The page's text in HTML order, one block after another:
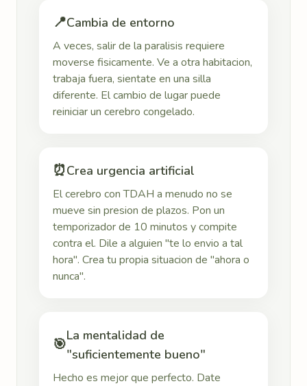
📍Cambia de entorno
A veces, salir de la paralisis requiere
moverse fisicamente. Ve a otra habitacion,
trabaja fuera, sientate en una silla
diferente. El cambio de lugar puede
reiniciar un cerebro congelado.
⏰Crea urgencia artificial
El cerebro con TDAH a menudo no se
mueve sin presion de plazos. Pon un
temporizador de 10 minutos y compite
contra el. Dile a alguien "te lo envio a tal
hora". Crea tu propia situacion de "ahora o
nunca".
🎯La mentalidad de
"suficientemente bueno"
Hecho es mejor que perfecto. Date